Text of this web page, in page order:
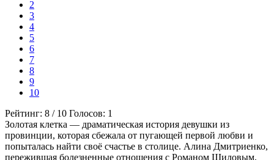
2
3
4
5
6
7
8
9
10
Рейтинг: 8 / 10 Голосов: 1
Золотая клетка — драматическая история девушки из
провинции, которая сбежала от пугающей первой любви и
попыталась найти своё счастье в столице. Алина Дмитриенко,
пережившая болезненные отношения с Романом Шиловым,